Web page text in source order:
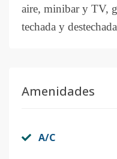
aire, minibar y TV,
techada y
Amenidades
A/C